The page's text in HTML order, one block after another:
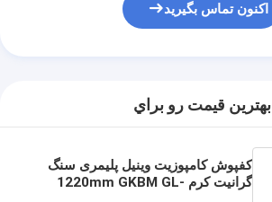
اکنون تماس بگیرید
بهترين قيمت رو براي
کفپوش کامپوزیت وینیل پلیمری سنگ
گرانیت کرم 1220mm GKBM GL-